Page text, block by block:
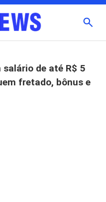
de até R$ 5
fretado, bônus e